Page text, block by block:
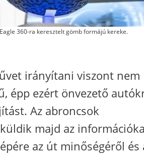
360-ra keresztelt gömb formájú kereke.
irányítani viszont nem
épp ezért önvezető
Az abroncsok
majd az
az út minőségéről és